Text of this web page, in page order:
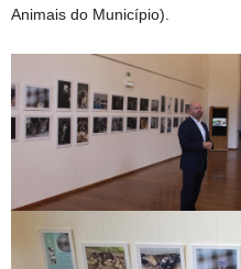
Animais do Município).